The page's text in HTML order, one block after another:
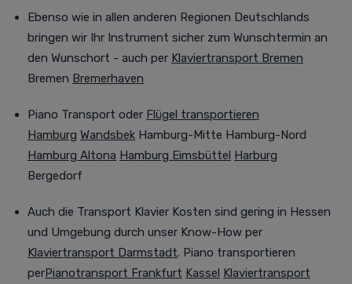
Ebenso wie in allen anderen Regionen Deutschlands
bringen wir Ihr Instrument sicher zum Wunschtermin an
den Wunschort - auch per Klaviertransport Bremen
Bremen Bremerhaven
Piano Transport oder Flügel transportieren
Hamburg Wandsbek Hamburg-Mitte Hamburg-Nord
Hamburg Altona Hamburg Eimsbüttel Harburg
Bergedorf
Auch die Transport Klavier Kosten sind gering in Hessen
und Umgebung durch unser Know-How per
Klaviertransport Darmstadt. Piano transportieren
perPianotransport Frankfurt Kassel Klaviertransport